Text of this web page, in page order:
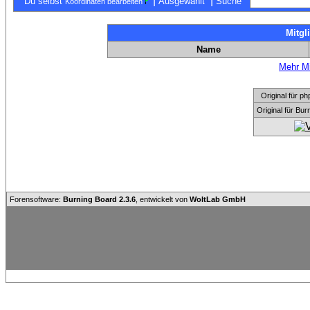
Name
Mehr
Original für
Original für
Forensoftware: Burning Board 2.3.6 , entwickelt von WoltLab GmbH